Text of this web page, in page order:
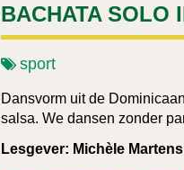
BACHATA SOLO
sport
Dansvorm uit de
salsa. We dansen zonder
Lesgever: Michèle Martens